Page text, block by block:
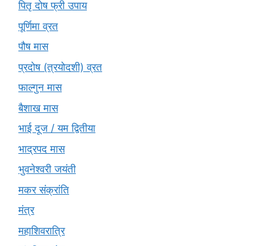
पितृ दोष फ्री उपाय
पूर्णिमा व्रत
पौष मास
प्रदोष (त्रयोदशी) व्रत
फाल्गुन मास
बैशाख मास
भाई दूज / यम द्वितीया
भाद्रपद मास
भुवनेश्वरी जयंती
मकर संक्रांति
मंत्र
महाशिवरात्रि